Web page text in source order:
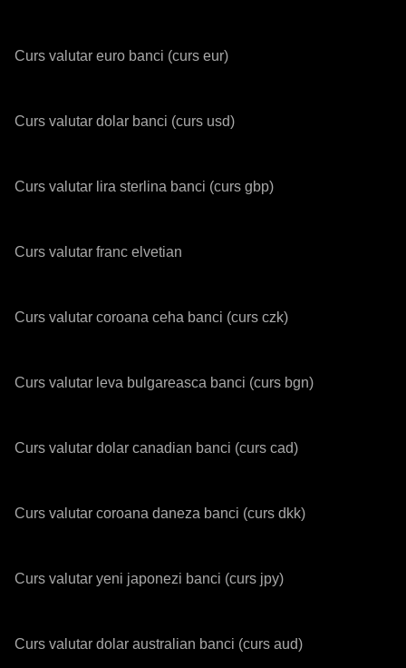
Curs valutar euro banci (curs eur)
Curs valutar dolar banci (curs usd)
Curs valutar lira sterlina banci (curs gbp)
Curs valutar franc elvetian
Curs valutar coroana ceha banci (curs czk)
Curs valutar leva bulgareasca banci (curs bgn)
Curs valutar dolar canadian banci (curs cad)
Curs valutar coroana daneza banci (curs dkk)
Curs valutar yeni japonezi banci (curs jpy)
Curs valutar dolar australian banci (curs aud)